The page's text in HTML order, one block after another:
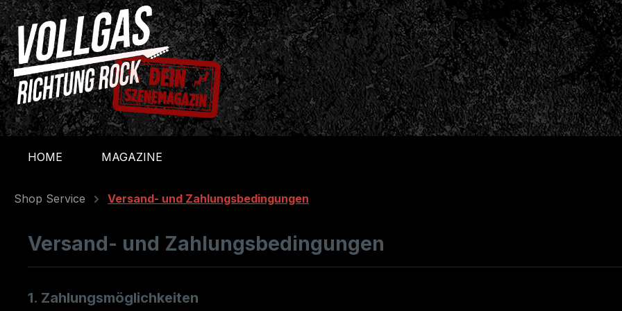
Hauptinhalt springen
Zur Suche springen
Zur Hauptnavigation springen
HOME MAGAZINE
Shop Service Versand- und Zahlungsbedingungen
Versand- und Zahlungsbedingungen
1. Zahlungsmöglichkeiten